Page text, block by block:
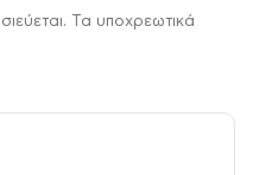
Τα υποχρεωτικά